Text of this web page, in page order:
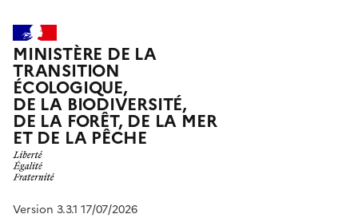
MINISTÈRE DE LA
TRANSITION
ÉCOLOGIQUE,
DE LA BIODIVERSITÉ,
DE LA FORÊT, DE LA MER
ET DE LA PÊCHE
Version 3.3.1 17/07/2026